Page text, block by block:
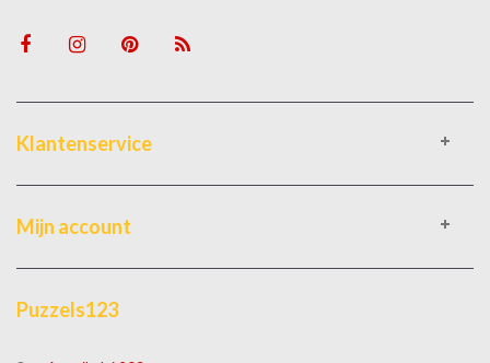
Klantenservice
Mijn account
Puzzels123